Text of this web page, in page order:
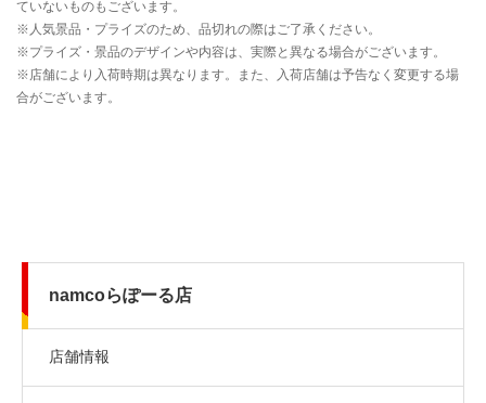
namcoらぽーる店
店舗情報